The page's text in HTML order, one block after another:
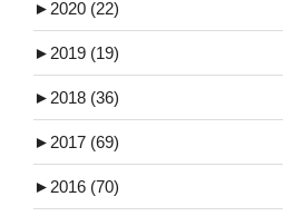
► 2020 (22)
► 2019 (19)
► 2018 (36)
► 2017 (69)
► 2016 (70)